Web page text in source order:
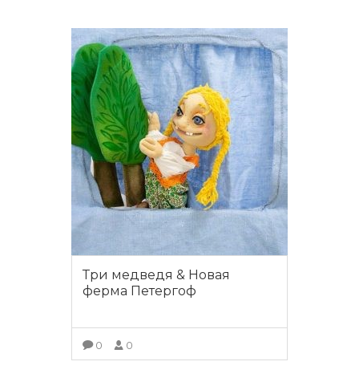
Три медведя & Новая
ферма Петергоф
0 0